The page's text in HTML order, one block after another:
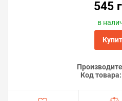
545
в
Код товара: